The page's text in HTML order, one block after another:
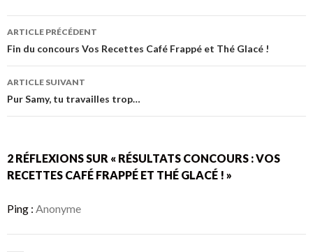
er b
o
o
k
Navigation
des
articles
ARTICLE PRÉCÉDENT
Fin du concours Vos Recettes Café Frappé et Thé Glacé !
ARTICLE SUIVANT
Pur Samy, tu travailles trop…
2 RÉFLEXIONS SUR « RÉSULTATS CONCOURS : VOS
RECETTES CAFÉ FRAPPÉ ET THÉ GLACÉ ! »
Ping : Anonyme